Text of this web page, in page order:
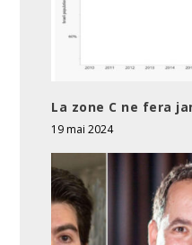
La zone C ne fera
19 mai 2024